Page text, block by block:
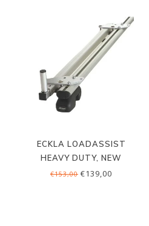
ECKLA LOADASSIST
HEAVY DUTY, NEW
GENERATION
€153,00 €139,00